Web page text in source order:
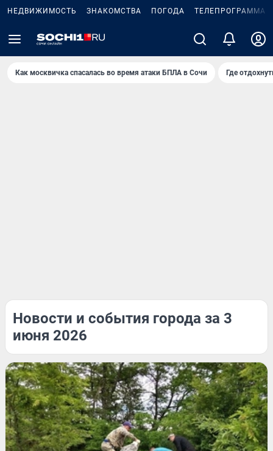
НЕДВИЖИМОСТЬ ЗНАКОМСТВА ПОГОДА ТЕЛЕПРОГРАММА
Как москвичка спасалась во время атаки БПЛА в Сочи Где
Новости и события города за 3
июня 2026